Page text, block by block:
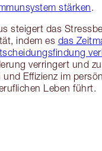
stärken.
steigert das
indem es das
verringert und
und Effizienz im
Leben führt.